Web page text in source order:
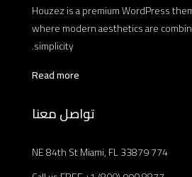
Houzez is a premium WordPress
where modern aesthetics are
simplicity.
Read more
تواصل معنا
774 NE 84th St Miami, FL 33879